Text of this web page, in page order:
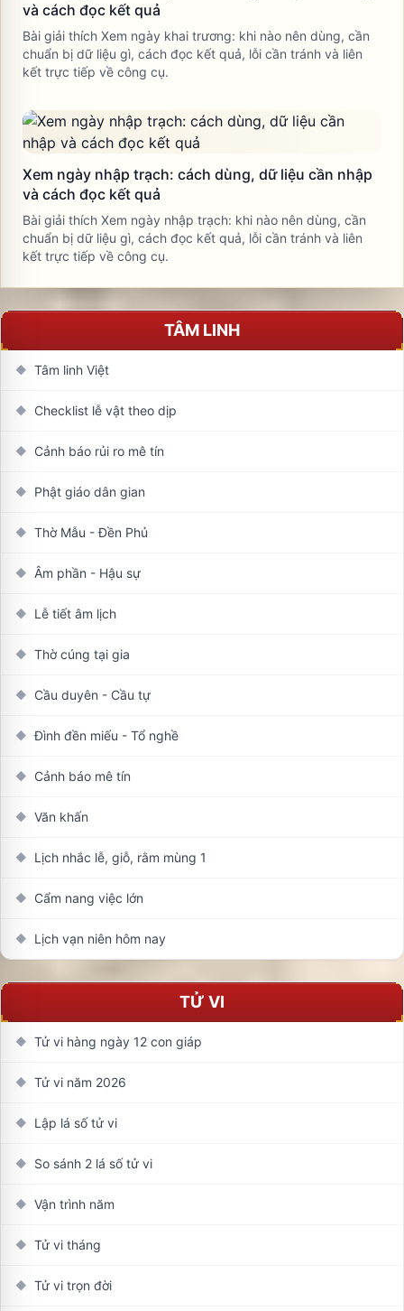
và cách đọc kết quả
Bài giải thích Xem ngày khai trương: khi nào nên dùng, cần
chuẩn bị dữ liệu gì, cách đọc kết quả, lỗi cần tránh và liên
kết trực tiếp về công cụ.
Xem ngày nhập trạch: cách dùng, dữ liệu cần nhập
và cách đọc kết quả
Bài giải thích Xem ngày nhập trạch: khi nào nên dùng, cần
chuẩn bị dữ liệu gì, cách đọc kết quả, lỗi cần tránh và liên
kết trực tiếp về công cụ.
TÂM LINH
◆ Tâm linh Việt
◆ Checklist lễ vật theo dịp
◆ Cảnh báo rủi ro mê tín
◆ Phật giáo dân gian
◆ Thờ Mẫu - Đền Phủ
◆ Âm phần - Hậu sự
◆ Lễ tiết âm lịch
◆ Thờ cúng tại gia
◆ Cầu duyên - Cầu tự
◆ Đình đền miếu - Tổ nghề
◆ Cảnh báo mê tín
◆ Văn khấn
◆ Lịch nhắc lễ, giỗ, rằm mùng 1
◆ Cẩm nang việc lớn
◆ Lịch vạn niên hôm nay
TỬ VI
◆ Tử vi hàng ngày 12 con giáp
◆ Tử vi năm 2026
◆ Lập lá số tử vi
◆ So sánh 2 lá số tử vi
◆ Vận trình năm
◆ Tử vi tháng
◆ Tử vi trọn đời